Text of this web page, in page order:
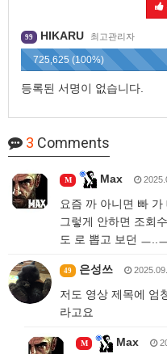
99 HIKARU 최고관리자
725,625 (100%)
등록된 서명이 없습니다.
3 Comments
M Max
요즘 까 아니면 빠 가
그렇게 안하면 조회
도 로 뽑고 보던 ㅡ..
49 은성쓰
저도 영상 제목에 엄
라고요
M Max